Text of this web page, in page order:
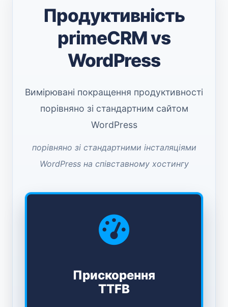
Продуктивність
primeCRM vs
WordPress
Вимірювані покращення продуктивності
порівняно зі стандартним сайтом
WordPress
порівняно зі стандартними інсталяціями
WordPress на співставному хостингу
Прискорення
TTFB